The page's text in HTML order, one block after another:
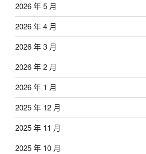
2026 年 5 月
2026 年 4 月
2026 年 3 月
2026 年 2 月
2026 年 1 月
2025 年 12 月
2025 年 11 月
2025 年 10 月